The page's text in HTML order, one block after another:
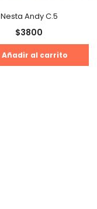
Nesta Andy C.5
$3800
Añadir al carrito